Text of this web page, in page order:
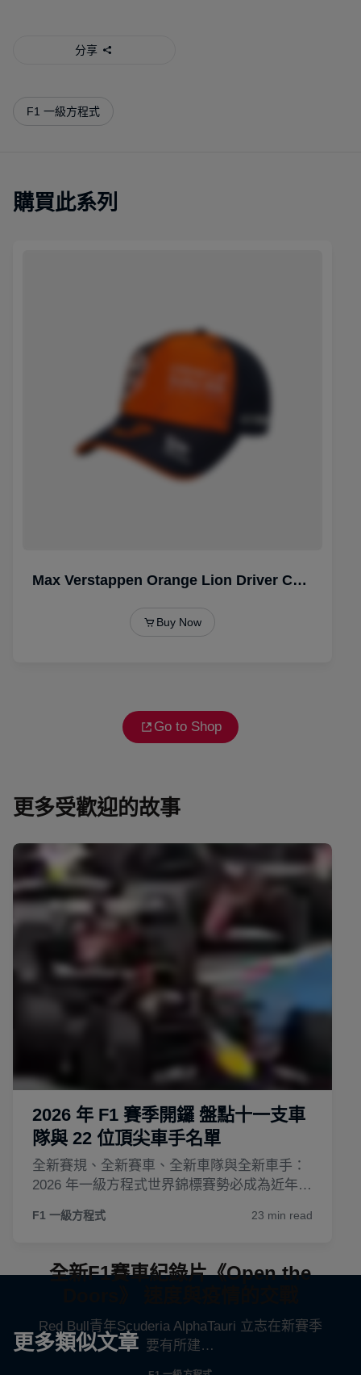
分享
F1 一級方程式
購買此系列
Go to Shop
更多受歡迎的故事
更多類似文章
全新F1賽車紀錄片《Open the
Red Bull青年Scuderia AlphaTauri 立志在新賽季
要有所建…